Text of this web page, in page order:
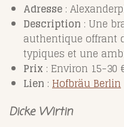
Adresse :
Description : Une
authentique offrant
typiques et une
Prix : Environ 15-30
Lien : HofbräuBerlin
Dicke Wirtin